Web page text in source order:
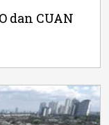
dan CUAN